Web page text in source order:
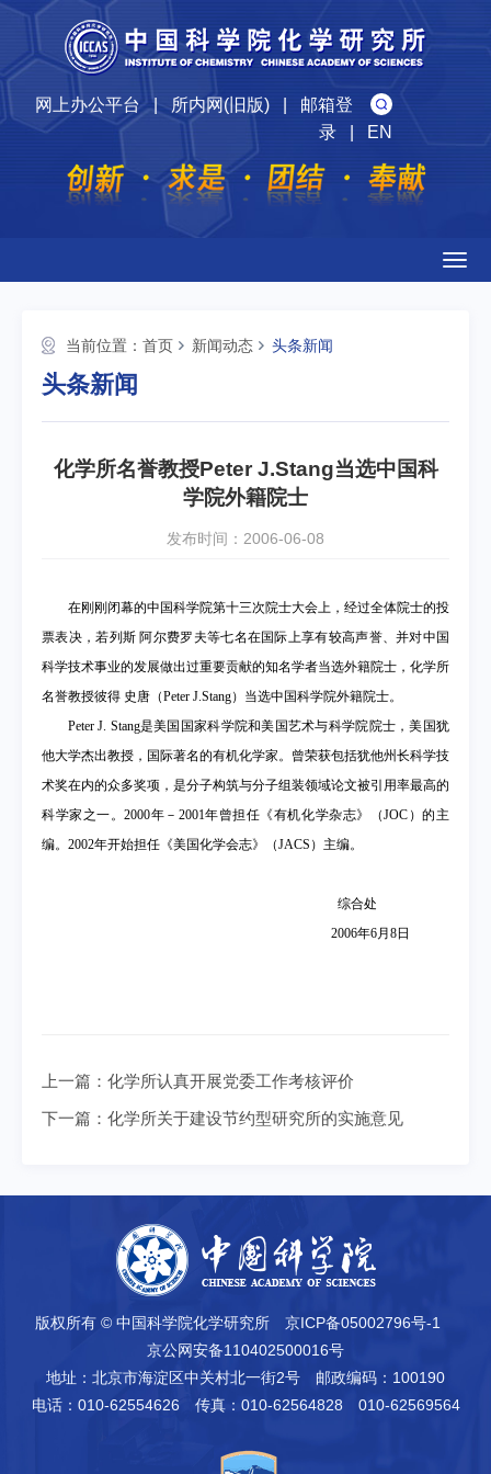
网上办公平台|所内网(旧版)| 邮箱登
录| EN
当前位置： 首页 新闻动态 头条新闻
头条新闻
化学所名誉教授Peter J.Stang当选中国科
学院外籍院士
发布时间：2006-06-08
在刚刚闭幕的中国科学院第十三次院士大会上，经过全体院士的投
票表决，若列斯 阿尔费罗夫等七名在国际上享有较高声誉、并对中国
科学技术事业的发展做出过重要贡献的知名学者当选外籍院士，化学所
名誉教授彼得 史唐（Peter J.Stang）当选中国科学院外籍院士。
Peter J. Stang是美国国家科学院和美国艺术与科学院院士，美国犹
他大学杰出教授，国际著名的有机化学家。曾荣获包括犹他州长科学技
术奖在内的众多奖项，是分子构筑与分子组装领域论文被引用率最高的
科学家之一。2000年－ 2001年曾担任《有机化学杂志》（JOC ）的主
编。 2002年开始担任《美国化学会志》（JACS ）主编。
综合处
2006年6月 8日
上一篇： 化学所认真开展党委工作考核评价
下一篇： 化学所关于建设节约型研究所的实施意见
版权所有 © 中国科学院化学研究所
京ICP备05002796号-1
京公网安备110402500016号
地址：北京市海淀区中关村北一街2号
邮政编码：100190
电话：010-62554626
传真：010-62564828 010-62569564